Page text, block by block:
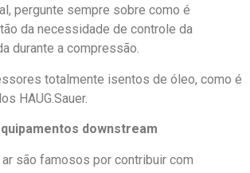
pergunte sempre sobre como é
da necessidade de controle da
durante a compressão.
totalmente isentos de óleo, como é
HAUG.Sauer.
downstream
são famosos por contribuir com